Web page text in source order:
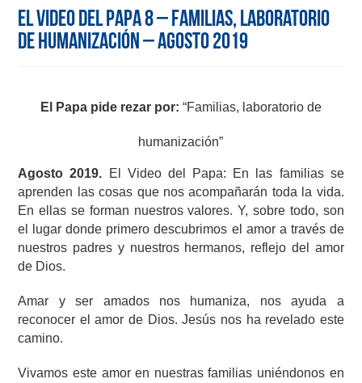
El Video del Papa 8 – Familias, laboratorio
de humanización – Agosto 2019
El Papa pide rezar por: “Familias, laboratorio de
humanización”
Agosto 2019. El Video del Papa: En las familias se
aprenden las cosas que nos acompañarán toda la vida.
En ellas se forman nuestros valores. Y, sobre todo, son
el lugar donde primero descubrimos el amor a través de
nuestros padres y nuestros hermanos, reflejo del amor
de Dios.
Amar y ser amados nos humaniza, nos ayuda a
reconocer el amor de Dios. Jesús nos ha revelado este
camino.
Vivamos este amor en nuestras familias uniéndonos en